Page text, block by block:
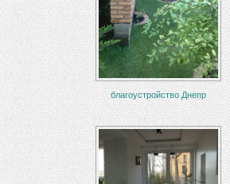
благоустройство Днепр